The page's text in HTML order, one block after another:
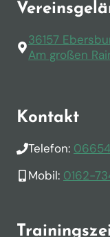
36157
Am großen
Kontakt
Telefon:
Mobil: 0162-